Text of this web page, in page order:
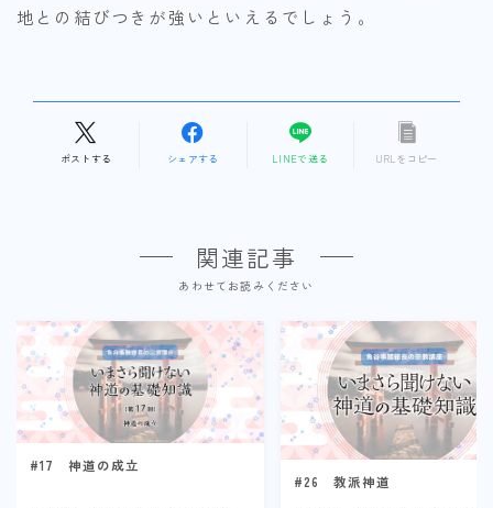
地との結びつきが強いといえるでしょう。
ポストする シェアする LINEで送る URLをコピー
関連記事
あわせてお読みください
#17 神道の成立
#26 教派神道